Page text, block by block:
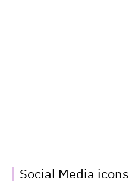
Social Media icons